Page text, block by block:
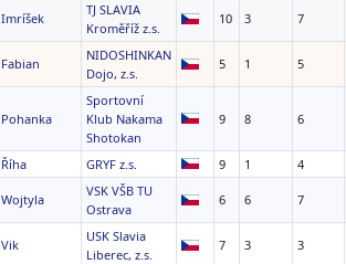
Imríšek
TJ SLAVIA
Kroměříž z.s.
10 3 7
Fabian
NIDOSHINKAN
Dojo, z.s.
5 1 5
Pohanka
Sportovní
Klub Nakama
Shotokan
9 8 6
Říha GRYF z.s. 9 1 4
Wojtyla
VSK VŠB TU
Ostrava
6 6 7
Vik
USK Slavia
Liberec, z.s.
7 3 3